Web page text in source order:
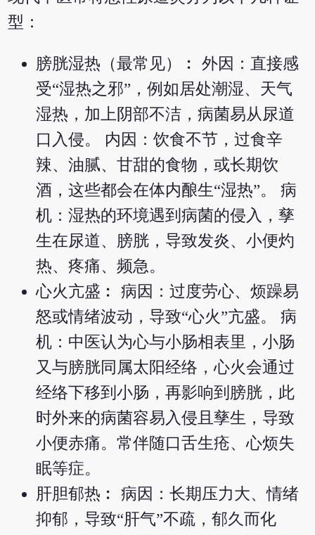
型：
膀胱湿热（最常见）︰ 外因：直接感
受“湿热之邪”，例如居处潮湿、天气
湿热，加上阴部不洁，病菌易从尿道
口入侵。 内因：饮食不节，过食辛
辣、油腻、甘甜的食物，或长期饮
酒，这些都会在体内酿生“湿热”。 病
机：湿热的环境遇到病菌的侵入，孳
生在尿道、膀胱，导致发炎、小便灼
热、疼痛、频急。
心火亢盛︰ 病因：过度劳心、烦躁易
怒或情绪波动，导致“心火”亢盛。 病
机：中医认为心与小肠相表里，小肠
又与膀胱同属太阳经络，心火会通过
经络下移到小肠，再影响到膀胱，此
时外来的病菌容易入侵且孳生，导致
小便赤痛。常伴随口舌生疮、心烦失
眠等症。
肝胆郁热︰ 病因：长期压力大、情绪
抑郁，导致“肝气”不疏，郁久而化